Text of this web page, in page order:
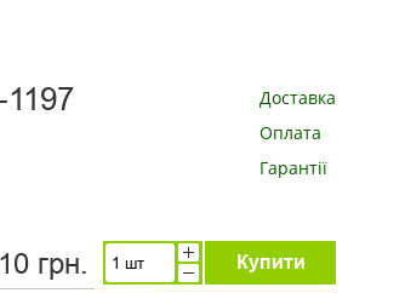
грн.
Доставка
Оплата
Гарантії
Купити